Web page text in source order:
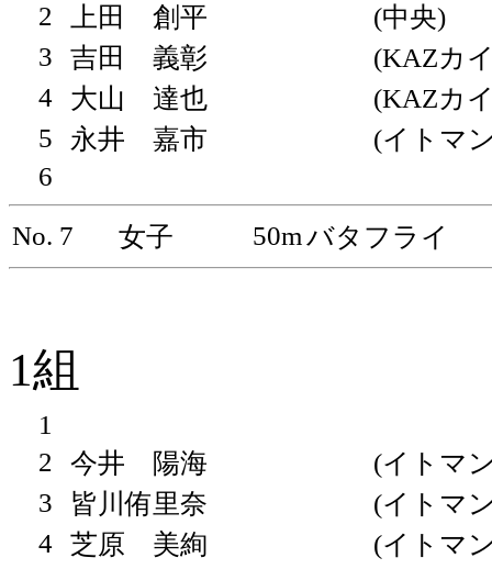
2
上田 創平
(中央)
3
吉田 義彰
(KAZカ
4
大山 達也
(KAZカ
5
永井 嘉市
(イトマ
6
No. 7
女子 50mバタフライ
1組
1
2
今井 陽海
(イトマ
3
皆川侑里奈
(イトマ
4 芝原 美絢
(イトマ